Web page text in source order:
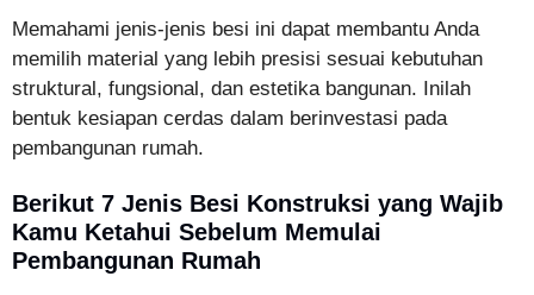
Memahami jenis-jenis besi ini dapat membantu Anda
memilih material yang lebih presisi sesuai kebutuhan
struktural, fungsional, dan estetika bangunan. Inilah
bentuk kesiapan cerdas dalam berinvestasi pada
pembangunan rumah.
Berikut 7 Jenis Besi Konstruksi yang Wajib
Kamu Ketahui Sebelum Memulai
Pembangunan Rumah